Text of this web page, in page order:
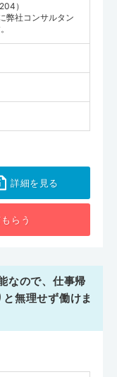
）
弊社コンサルタン
詳細を見る
らう
なので、仕事帰
無理せず働けま